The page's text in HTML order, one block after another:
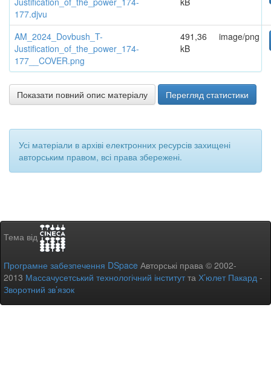
177.djvu
AM_2024_Dovbush_T-
Justification_of_the_power_174-
177__COVER.png
491,36
kB
image/png
Показати повний опис матеріалу Перегляд статистики
Усі матеріали в архіві електронних ресурсів захищені
авторським правом, всі права збережені.
Тема від
Програмне забезпечення DSpace Авторські права © 2002-
2013 Массачусетський технологічний інститутта Х’юлет Пакард -
Зворотний зв’язок